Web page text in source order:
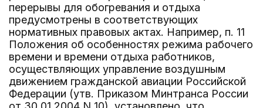
перерывы для обогревания и отдыха
предусмотрены в соответствующих
нормативных правовых актах. Например, п. 11
Положения об особенностях режима рабочего
времени и времени отдыха работников,
осуществляющих управление воздушным
движением гражданской авиации Российской
Федерации (утв. Приказом Минтранса России